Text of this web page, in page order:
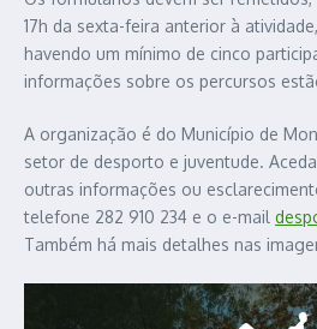
17h da sexta-feira anterior à
havendo um mínimo de cinco
informações sobre os percursos
A organização é do Município de
setor de desporto e juventude.
outras informações ou
telefone 282 910 234 e o e-mail
Também há mais detalhes nas